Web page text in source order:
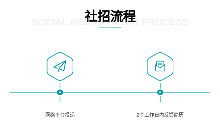
4、掌握DevOps思想、方法和流程。Jenkins工具使用；
5、掌握常见中间件配置与优化，如mysql、nginx等；
社招流程
SOCIAL RECRUITMENT PROCESS
网络平台投递 2个工作日内反馈简历